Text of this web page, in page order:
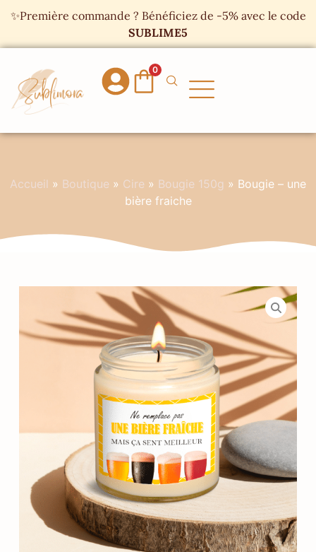
✨Première commande ? Bénéficiez de -5% avec le code
SUBLIME5
0
Accueil » Boutique » Cire » Bougie 150g » Bougie – une
bière fraiche
Panneau de gestion des cookies